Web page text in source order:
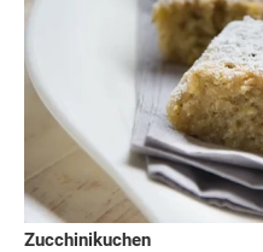
Zucchinikuchen